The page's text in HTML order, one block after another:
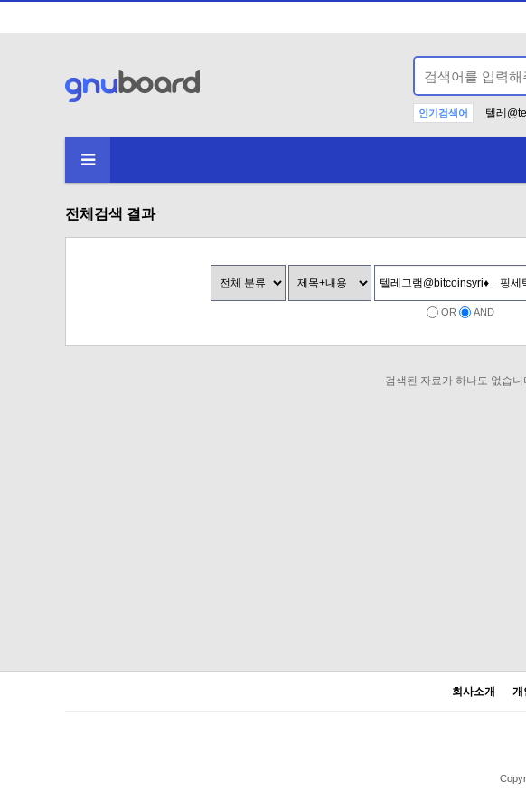
인기검색어 텔레
전체검색 결과
OR AND
검색된 자료가 하나도 없습니
회사소개 개